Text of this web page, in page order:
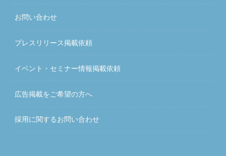
お問い合わせ
プレスリリース掲載依頼
イベント・セミナー情報掲載依頼
広告掲載をご希望の方へ
採用に関するお問い合わせ